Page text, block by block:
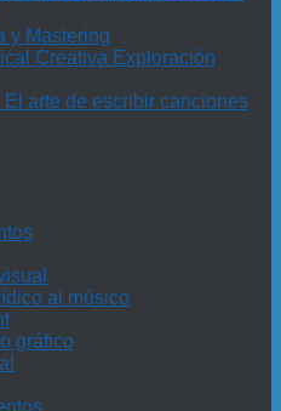
y Mastering
Creativa Exploración
arte de escribir canciones
al músico
gráfico